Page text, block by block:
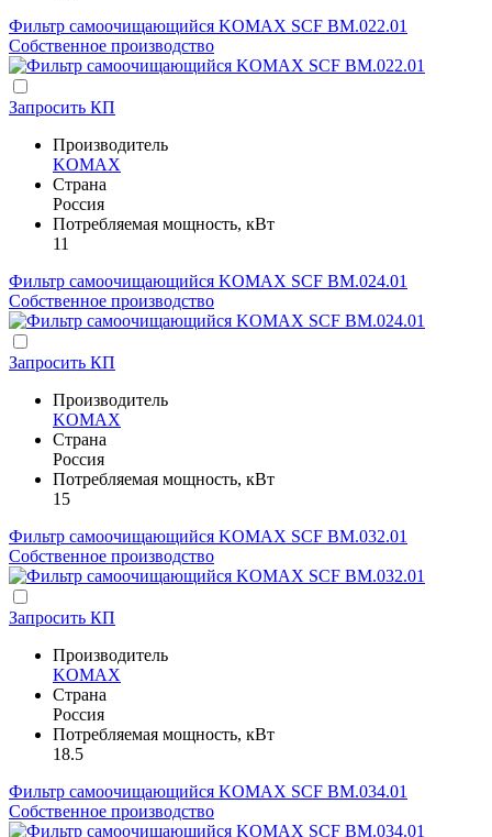
Фильтр самоочищающийся KOMAX SCF BM.022.01
Собственное производство
Запросить КП
Производитель
KOMAX
Страна
Россия
Потребляемая мощность, кВт
11
Фильтр самоочищающийся KOMAX SCF BM.024.01
Собственное производство
Запросить КП
Производитель
KOMAX
Страна
Россия
Потребляемая мощность, кВт
15
Фильтр самоочищающийся KOMAX SCF BM.032.01
Собственное производство
Запросить КП
Производитель
KOMAX
Страна
Россия
Потребляемая мощность, кВт
18.5
Фильтр самоочищающийся KOMAX SCF BM.034.01
Собственное производство